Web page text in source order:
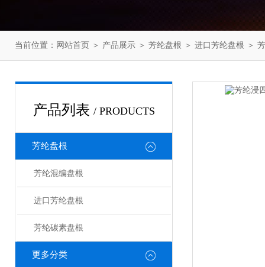
当前位置： 网站首页 ＞ 产品展示 ＞ 芳纶盘根 ＞ 进口芳纶盘根 ＞
产品列表 / PRODUCTS
芳纶盘根
芳纶混编盘根
进口芳纶盘根
芳纶碳素盘根
更多分类